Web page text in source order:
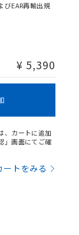
びEAR再輸出規
¥ 5,390
、カートに追加
」画面にてご確
ートをみる